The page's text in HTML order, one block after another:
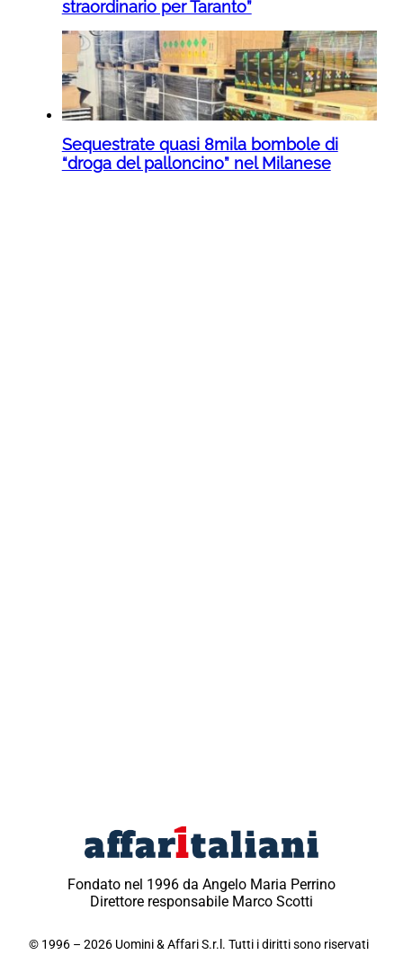
straordinario per Taranto”
Sequestrate quasi 8mila bombole di
“droga del palloncino” nel Milanese
Fondato nel 1996 da Angelo Maria Perrino
Direttore responsabile Marco Scotti
© 1996 – 2026 Uomini & Affari S.r.l. Tutti i diritti sono riservati